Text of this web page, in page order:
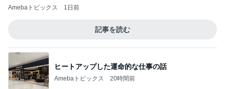
Amebaトピックス 1日前
記事を読む
ヒートアップした運命的な仕事の話
Amebaトピックス 20時間前